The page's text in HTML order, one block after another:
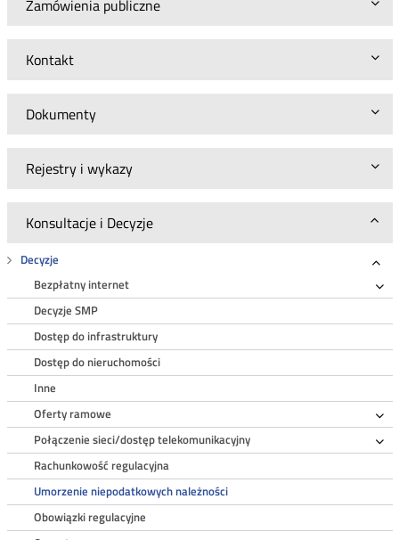
Zamówienia publiczne
Kontakt
Dokumenty
Rejestry i wykazy
Konsultacje i Decyzje
Decyzje
Bezpłatny internet
Decyzje SMP
Dostęp do infrastruktury
Dostęp do nieruchomości
Inne
Oferty ramowe
Połączenie sieci/dostęp telekomunikacyjny
Rachunkowość regulacyjna
Umorzenie niepodatkowych należności
Obowiązki regulacyjne